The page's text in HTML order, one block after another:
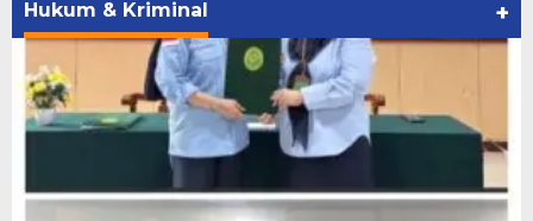
Hukum & Kriminal +